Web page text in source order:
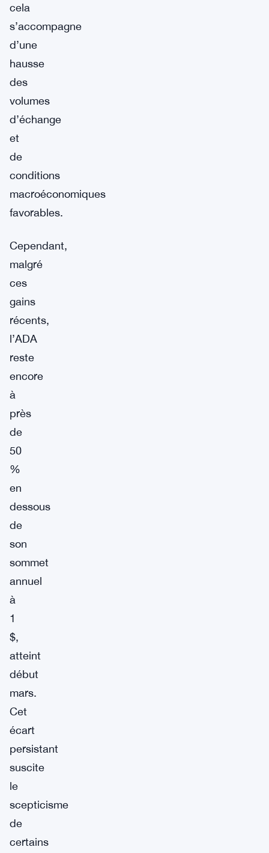
cela
s’accompagne
d’une
hausse
des
volumes
d’échange
et
de
conditions
macroéconomiques
favorables.
Cependant,
malgré
ces
gains
récents,
l’ADA
reste
encore
à
près
de
50
%
en
dessous
de
son
sommet
annuel
à
1
$,
atteint
début
mars.
Cet
écart
persistant
suscite
le
scepticisme
de
certains